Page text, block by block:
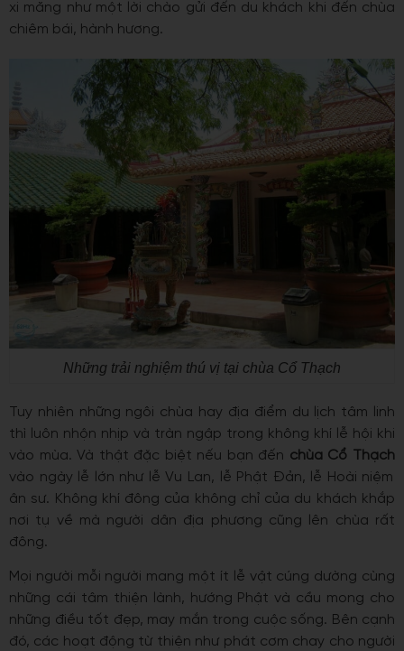
xi măng như một lời chào gửi đến du khách khi đến chùa
chiêm bái, hành hương.
Những trải nghiệm thú vị tại chùa Cổ Thạch
Tuy nhiên những ngôi chùa hay địa điểm du lịch tâm linh
thì luôn nhộn nhịp và tràn ngập trong không khí lễ hội khi
vào mùa. Và thật đặc biệt nếu bạn đến chùa Cổ Thạch
vào ngày lễ lớn như lễ Vu Lan, lễ Phật Đản, lễ Hoài niệm
ân sư. Không khí đông của không chỉ của du khách khắp
nơi tụ về mà người dân địa phương cũng lên chùa rất
đông.
Mọi người mỗi người mang một ít lễ vật cúng dường cùng
những cái tâm thiện lành, hướng Phật và cầu mong cho
những điều tốt đẹp, may mắn trong cuộc sống. Bên cạnh
đó, các hoạt động từ thiện như phát cơm chay cho người